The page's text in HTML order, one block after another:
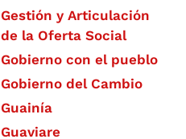
Gestión y Articulación
de la Oferta Social
Gobierno con el pueblo
Gobierno del Cambio
Guainía
Guaviare